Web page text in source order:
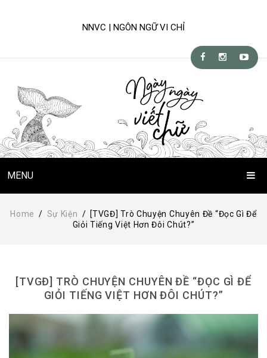
NNVC | NGÔN NGỮ VI CHỈ
MENU
Trang Chủ
Dùng từ đặt câu
Học từ dân gian
Ngòi bút người xưa
Home / Sự Kiện / [TVGĐ] Trò Chuyện Chuyên Đề “Đọc Gì Để
Giỏi Tiếng Việt Hơn Đôi Chút?”
[TVGĐ] TRÒ CHUYỆN CHUYÊN ĐỀ “ĐỌC GÌ ĐỂ
GIỎI TIẾNG VIỆT HƠN ĐÔI CHÚT?”